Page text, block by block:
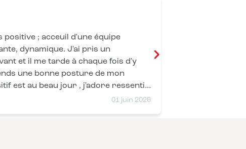
01 juin 2026
positive ; acceuil d'une équipe
dynamique. J'ai pris un
et il me tarde à chaque fois d'y
une bonne posture de mon
est au beau jour , j'adore ressentir
à nouveau. Merci Tristan et